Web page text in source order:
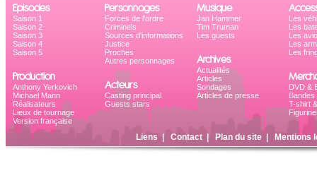
Episodes
Saison 1
Saison 2
Saison 3
Saison 4
Saison 5
Production
Anthony Yerkovich
Michael Mann
Réalisateurs
Lieux de tournage
Version française
Personnages
Forces de l'ordre
Criminels
Sources d'informations
Justice
Proches
Autres personnages
Acteurs
Casting principal
Guests stars
Musique
Jan Hammer
Tim Truman
Les guests
Archives
Actualités
Articles
Sondages
Articles de presse
Les
Les
Les
Les
Les
DVD &
Bandes
T-shirt
Liens Contact| Plan du site| Mentions